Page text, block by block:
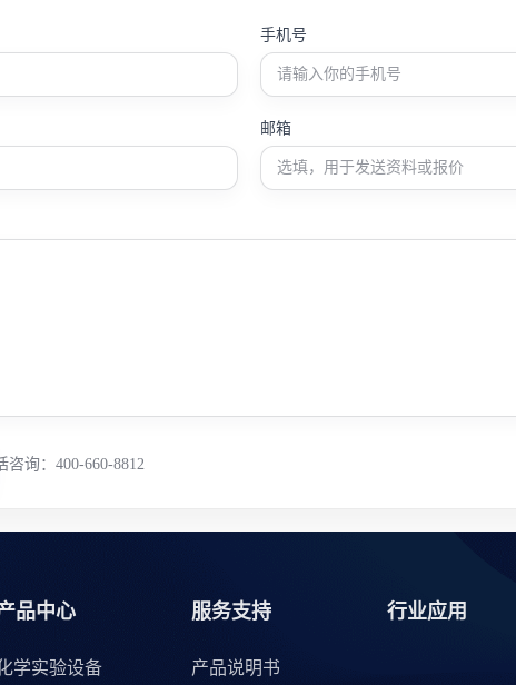
手机号
邮箱
咨询：400-660-8812
品中心
学实验设备
服务支持
产品说明书
行业应用